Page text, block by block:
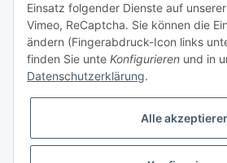
Informationen
Gesetzliche Informationen
Einsatz folgender Dienste auf
Vimeo, ReCaptcha. Sie können die
ändern (Fingerabdruck-Icon links
finden Sie unte Konfigurieren und in
Datenschutzerklärung.
Alle